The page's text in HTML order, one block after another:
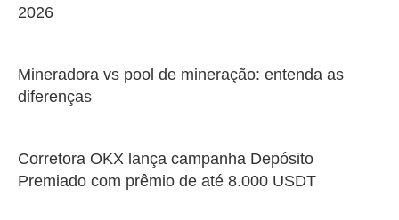
2026
Mineradora vs pool de mineração: entenda as
diferenças
Corretora OKX lança campanha Depósito
Premiado com prêmio de até 8.000 USDT